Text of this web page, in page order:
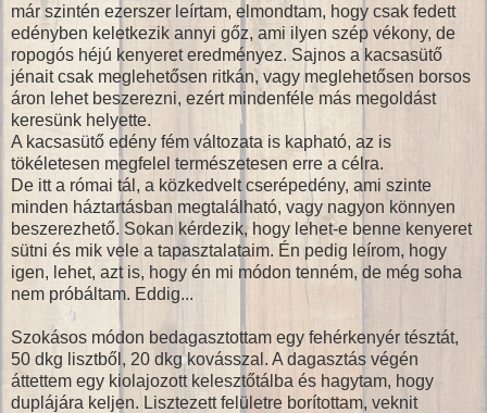
már szintén ezerszer leírtam, elmondtam, hogy csak fedett
edényben keletkezik annyi gőz, ami ilyen szép vékony, de
ropogós héjú kenyeret eredményez. Sajnos a kacsasütő
jénait csak meglehetősen ritkán, vagy meglehetősen borsos
áron lehet beszerezni, ezért mindenféle más megoldást
keresünk helyette.
A kacsasütő edény fém változata is kapható, az is
tökéletesen megfelel természetesen erre a célra.
De itt a római tál, a közkedvelt cserépedény, ami szinte
minden háztartásban megtalálható, vagy nagyon könnyen
beszerezhető. Sokan kérdezik, hogy lehet-e benne kenyeret
sütni és mik vele a tapasztalataim. Én pedig leírom, hogy
igen, lehet, azt is, hogy én mi módon tenném, de még soha
nem próbáltam. Eddig...
Szokásos módon bedagasztottam egy fehérkenyér tésztát,
50 dkg lisztből, 20 dkg kovásszal. A dagasztás végén
áttettem egy kiolajozott kelesztőtálba és hagytam, hogy
duplájára keljen. Lisztezett felületre borítottam, veknit